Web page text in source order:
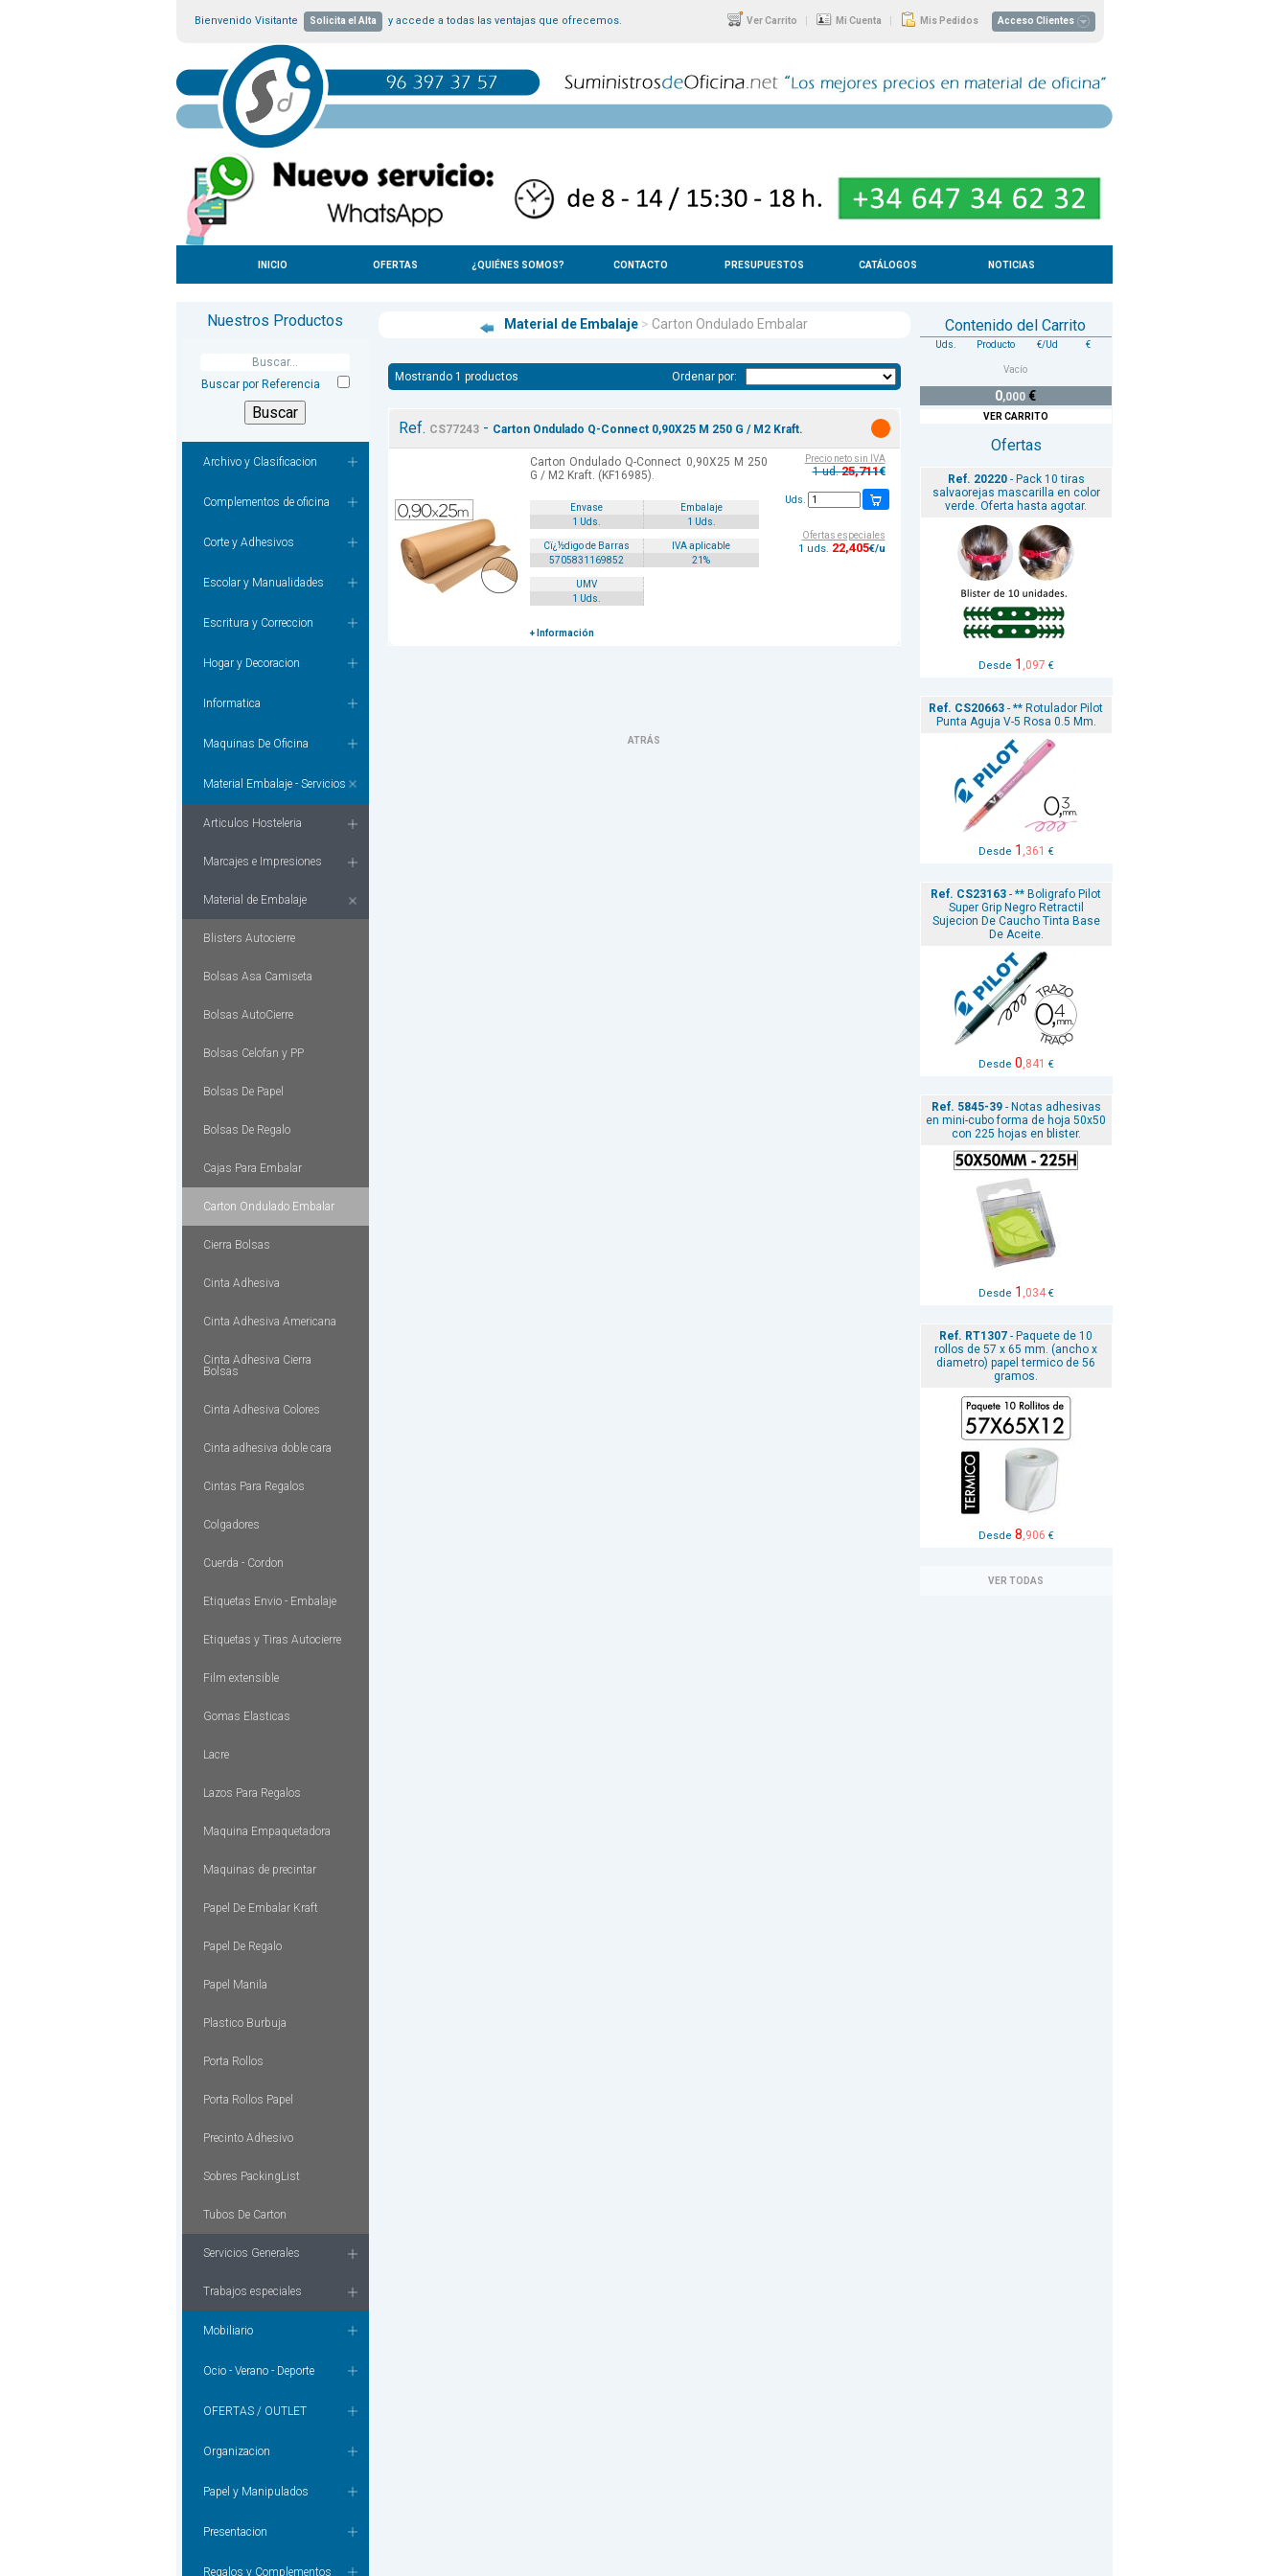
Bienvenido Visitante Solicita el Alta y accede a todas las ventajas que ofrecemos. Ver Carrito | Mi Cuenta | Mis Pedidos Acceso Clientes
INICIO OFERTAS ¿QUIÉNES SOMOS? CONTACTO PRESUPUESTOS CATÁLOGOS NOTICIAS
Nuestros Productos
Buscar por Referencia
Archivo y Clasificacion
Complementos de oficina
Corte y Adhesivos
Escolar y Manualidades
Escritura y Correccion
Hogar y Decoracion
Informatica
Maquinas De Oficina
Material Embalaje - Servicios
Articulos Hosteleria
Marcajes e Impresiones
Material de Embalaje
Blisters Autocierre
Bolsas Asa Camiseta
Bolsas AutoCierre
Bolsas Celofan y PP
Bolsas De Papel
Bolsas De Regalo
Cajas Para Embalar
Carton Ondulado Embalar
Cierra Bolsas
Cinta Adhesiva
Cinta Adhesiva Americana
Cinta Adhesiva Cierra
Bolsas
Cinta Adhesiva Colores
Cinta adhesiva doble cara
Cintas Para Regalos
Colgadores
Cuerda - Cordon
Etiquetas Envio - Embalaje
Etiquetas y Tiras Autocierre
Film extensible
Gomas Elasticas
Lacre
Lazos Para Regalos
Maquina Empaquetadora
Maquinas de precintar
Papel De Embalar Kraft
Papel De Regalo
Papel Manila
Plastico Burbuja
Porta Rollos
Porta Rollos Papel
Precinto Adhesivo
Sobres PackingList
Tubos De Carton
Servicios Generales
Trabajos especiales
Mobiliario
Ocio - Verano - Deporte
OFERTAS / OUTLET
Organizacion
Papel y Manipulados
Presentacion
Regalos y Complementos
Material de Embalaje > Carton Ondulado Embalar
Mostrando 1 productos Ordenar por:
Ref. CS77243- Carton Ondulado Q-Connect 0,90X25 M 250 G / M2 Kraft.
Carton Ondulado Q-Connect 0,90X25 M 250
G / M2 Kraft. (KF16985).
Envase
Embalaje
1 Uds.
1 Uds.
Cï¿½digo de Barras
IVA aplicable
5705831169852
21%
UMV
1 Uds.
+ Información
Precio neto sin IVA
1 ud.25,711€
Uds.
Ofertas especiales
1 uds. 22,405€/u
ATRÁS
Contenido del Carrito
Uds. Producto €/Ud €
Vacío
0,000 €
VER CARRITO
Ofertas
Ref. 20220- Pack 10 tiras
salvaorejas mascarilla en color
verde. Oferta hasta agotar.
Desde 1 ,097 €
Ref. CS20663 - ** Rotulador Pilot
Punta Aguja V-5 Rosa 0.5 Mm.
Desde 1 ,361 €
Ref. CS23163 - ** Boligrafo Pilot
Super Grip Negro Retractil
Sujecion De Caucho Tinta Base
De Aceite.
Desde 0,841 €
Ref. 5845-39- Notas adhesivas
en mini-cubo forma de hoja 50x50
con 225 hojas en blister.
Desde 1 ,034€
Ref. RT1307 - Paquete de 10
rollos de 57 x 65 mm. (ancho x
diametro) papel termico de 56
gramos.
Desde 8,906 €
VER TODAS